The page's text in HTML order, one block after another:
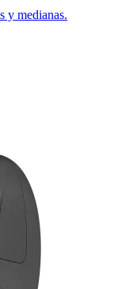
y medianas.